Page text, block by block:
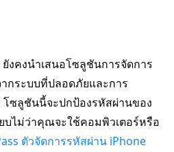
ยังคงนำเสนอโซลูชันการจัดการ
กระบบที่ปลอดภัยและการ
ซลูชันนี้จะปกป้องรหัสผ่านของ
บไม่ว่าคุณจะใช้คอมพิวเตอร์หรือ
ตัวจัดการรหัสผ่าน iPhone